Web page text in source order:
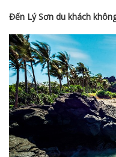
Đến Lý Sơn du khách